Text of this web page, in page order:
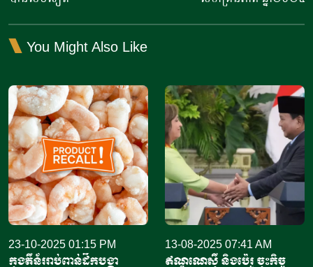
You Might Also Like
23-10-2025 01:15 PM
កុងតឺន័ររាប់ពាន់ដឹកបង្គា​
13-08-2025 07:41 AM
ឥណ្ឌូណេស៊ី និងប៉េរូ ចុះកិច្ច